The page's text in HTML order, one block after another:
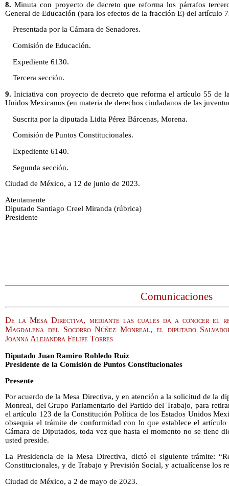
8. Minuta con proyecto de decreto que reforma los párrafos
General de Educación (para los efectos de la fracción E) del artículo
Presentada por la Cámara de Senadores.
Comisión de Educación.
Expediente 6130.
Tercera sección.
9. Iniciativa con proyecto de decreto que reforma el artículo 55 de
Unidos Mexicanos (en materia de derechos ciudadanos de las
Suscrita por la diputada Lidia Pérez Bárcenas, Morena.
Comisión de Puntos Constitucionales.
Expediente 6140.
Segunda sección.
Ciudad de México, a 12 de junio de 2023.
Atentamente
Diputado Santiago Creel Miranda (rúbrica)
Presidente
Comunicaciones
De la Mesa Directiva, mediante las cuales da a conocer el
Magdalena del Socorro Núñez Monreal, el diputado
Joanna Alejandra Felipe Torres
Diputado Juan Ramiro Robledo Ruiz
Presidente de la Comisión de Puntos Constitucionales
Presente
Por acuerdo de la Mesa Directiva, y en atención a la solicitud de la
Monreal, del Grupo Parlamentario del Partido del Trabajo, para
el artículo 123 de la Constitución Política de los Estados Unidos
obsequia el trámite de conformidad con lo que establece el
Cámara de Diputados, toda vez que hasta el momento no se tiene
usted preside.
La Presidencia de la Mesa Directiva, dictó el siguiente trámite:
Constitucionales, y de Trabajo y Previsión Social, y actualícense los
Ciudad de México, a 2 de mayo de 2023.